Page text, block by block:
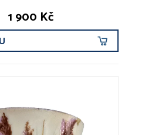
1 900 Kč